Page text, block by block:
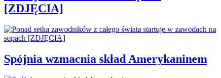
[ZDJĘCIA]
Spójnia wzmacnia skład Amerykaninem